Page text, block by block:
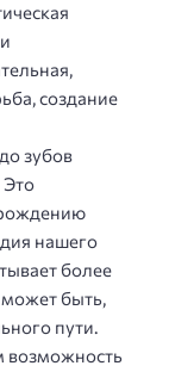
создание
зубов
Это
нашего
более
может быть,
пути.
возможность